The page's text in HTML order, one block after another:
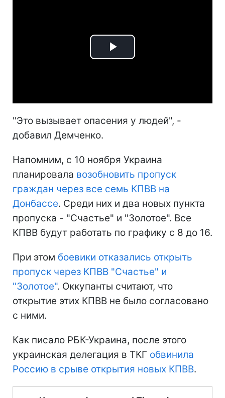
Play
"Это вызывает опасения у людей", -
добавил Демченко.
Напомним, с 10 ноября Украина
планировала возобновить пропуск
граждан через все семь КПВВ на
Донбассе. Среди них и два новых пункта
пропуска - "Счастье" и "Золотое". Все
КПВВ будут работать по графику с 8 до 16.
При этом боевики отказались открыть
пропуск через КПВВ "Счастье" и
"Золотое". Оккупанты считают, что
открытие этих КПВВ не было согласовано
с ними.
Как писало РБК-Украина, после этого
украинская делегация в ТКГ обвинила
Россию в срыве открытия новых КПВВ.